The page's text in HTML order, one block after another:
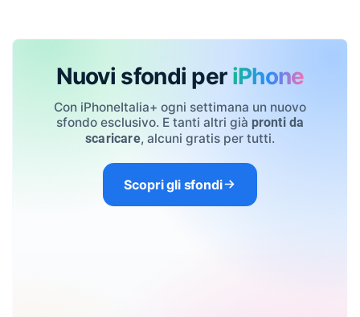
Nuovi sfondi per iPhone
Con iPhoneItalia+ ogni settimana un nuovo
sfondo esclusivo. E tanti altri già pronti da
scaricare, alcuni gratis per tutti.
Scopri gli sfondi